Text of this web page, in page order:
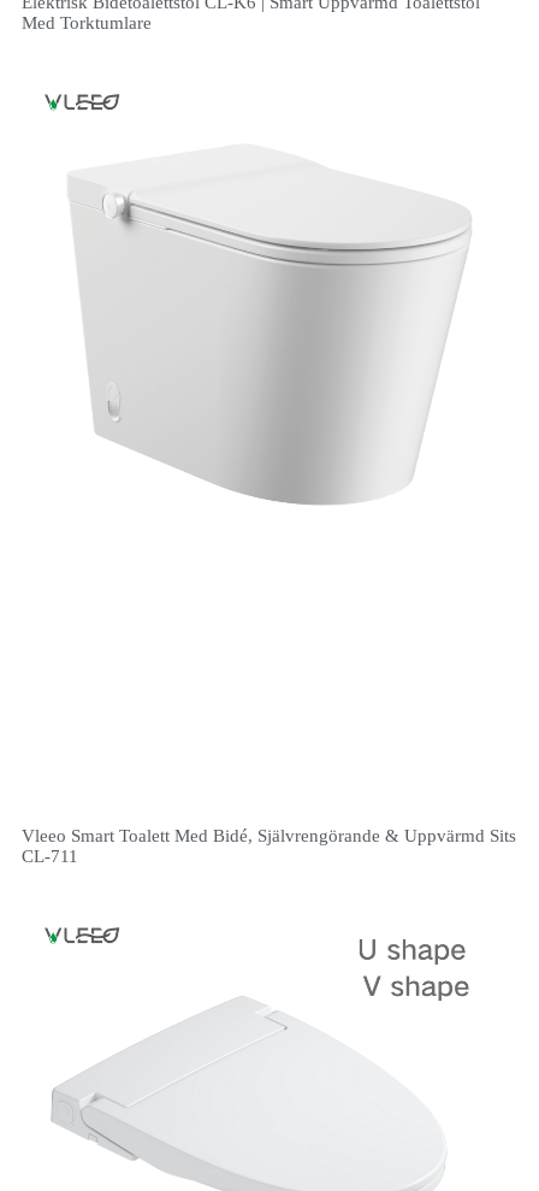
Med Torktumlare
Vleeo Smart Toalett Med Bidé, Självrengörande & Uppvärmd Sits
CL-711